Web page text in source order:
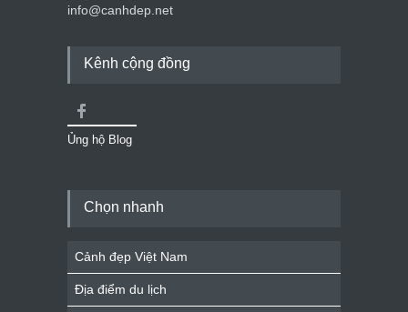
info@canhdep.net
Kênh cộng đồng
Ủng hộ Blog
Chọn nhanh
Cảnh đẹp Việt Nam
Địa điểm du lịch